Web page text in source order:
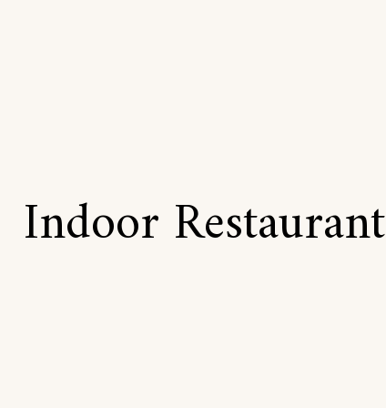
Indoor Restaurant